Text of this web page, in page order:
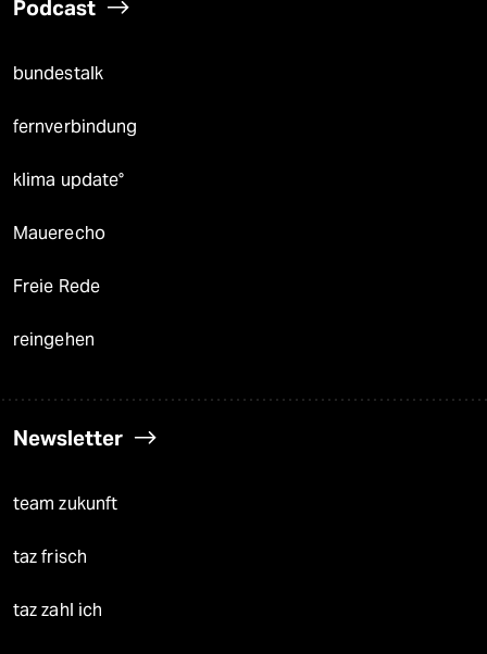
Podcast
bundestalk
fernverbindung
klima update°
Mauerecho
Freie Rede
reingehen
Newsletter
team zukunft
taz frisch
taz zahl ich